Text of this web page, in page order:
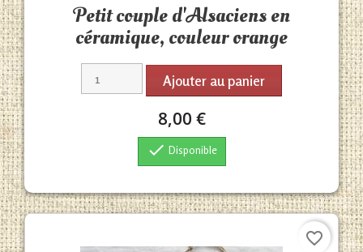
Petit couple d'Alsaciens en
céramique, couleur orange
Ajouter au panier
8,00 €
 Disponible
favorite_border